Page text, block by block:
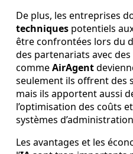
De plus, les entreprises
techniques potentiels
être confrontées lors du
des partenariats avec
commeAirAgent
seulement ils offrent des
mais ils apportent aussi
l’optimisation des coûts
systèmes
Les avantages et les